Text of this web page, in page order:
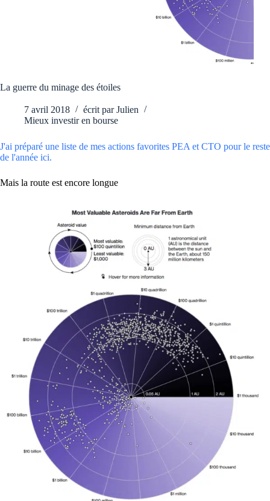
La guerre du minage des étoiles
7 avril 2018 écrit par Julien
Mieux investir en bourse
J'ai préparé une liste de mes actions favorites PEA et CTO pour le reste
de l'année ici.
Mais la route est encore longue